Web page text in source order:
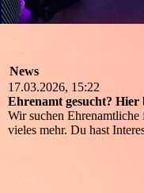
News
17.03.2026, 15:22
Ehrenamt gesucht?
Wir suchen
vieles mehr. Du hast